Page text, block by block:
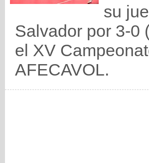
su
Salvador por 3-0
el XV
AFECAVOL.